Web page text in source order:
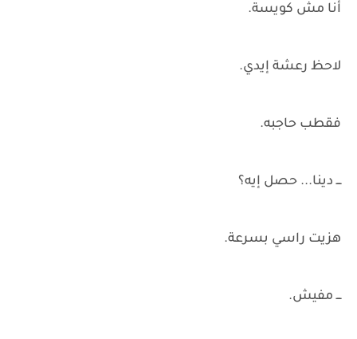
أنا مش كويسة.
لاحظ رعشة إيدي.
فقطب حاجبه.
ـــ دينا... حصل إيه؟
هزيت راسي بسرعة.
ـــ مفيش.